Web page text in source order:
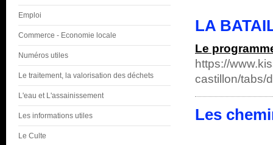
Emploi
Commerce - Economie locale
Numéros utiles
Le traitement, la valorisation des déchets
L'eau et L'assainissement
Les informations utiles
Le Culte
LA
Le
https://
castillon/tabs/
Les